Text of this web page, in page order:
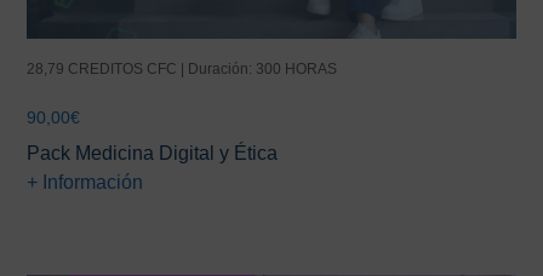
28,79 CREDITOS CFC | Duración: 300 HORAS
90,00€
Pack Medicina Digital y Ética
+ Información